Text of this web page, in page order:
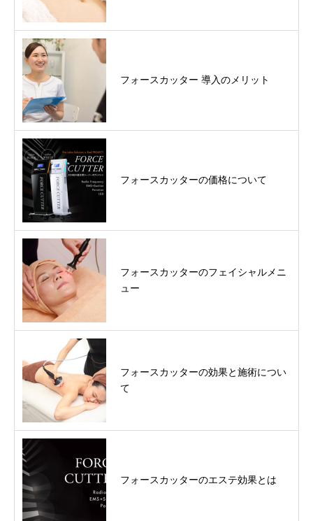
フォースカッター 導入のメリット
フォースカッターの価格について
フォースカッターのフェイシャルメニ
ュー
フォースカッターの効果と施術につい
て
フォースカッターのエステ効果とは